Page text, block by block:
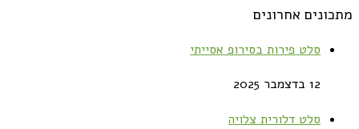
מתכונים אחרונים
סלט פירות בסירופ אסייתי
12 בדצמבר 2025
סלט דלורית צלויה